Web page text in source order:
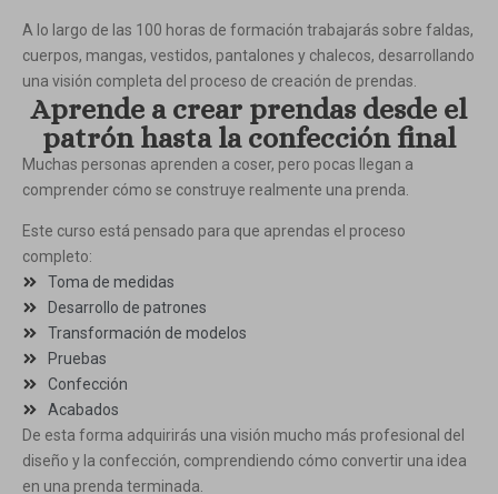
A lo largo de las 100 horas de formación trabajarás sobre faldas,
cuerpos, mangas, vestidos, pantalones y chalecos, desarrollando
una visión completa del proceso de creación de prendas.
Aprende a crear prendas desde el
patrón hasta la confección final
Muchas personas aprenden a coser, pero pocas llegan a
comprender cómo se construye realmente una prenda.
Este curso está pensado para que aprendas el proceso
completo:
Toma de medidas
Desarrollo de patrones
Transformación de modelos
Pruebas
Confección
Acabados
De esta forma adquirirás una visión mucho más profesional del
diseño y la confección, comprendiendo cómo convertir una idea
en una prenda terminada.